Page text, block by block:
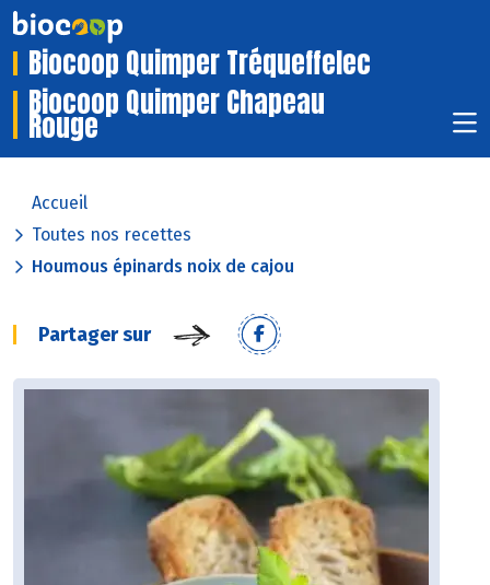
Biocoop Quimper Tréqueffelec
Biocoop Quimper Chapeau
Rouge
Accueil
Toutes nos recettes
Houmous épinards noix de cajou
Partager sur